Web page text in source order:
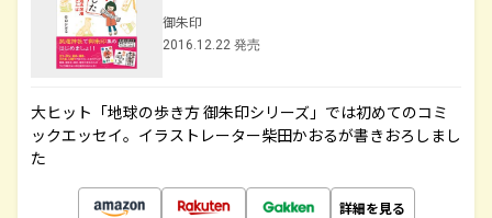
御朱印
2016.12.22 発売
大ヒット「地球の歩き方 御朱印シリーズ」では初めてのコミ
ックエッセイ。イラストレーター柴田かおるが書きおろしまし
た
詳細を見る